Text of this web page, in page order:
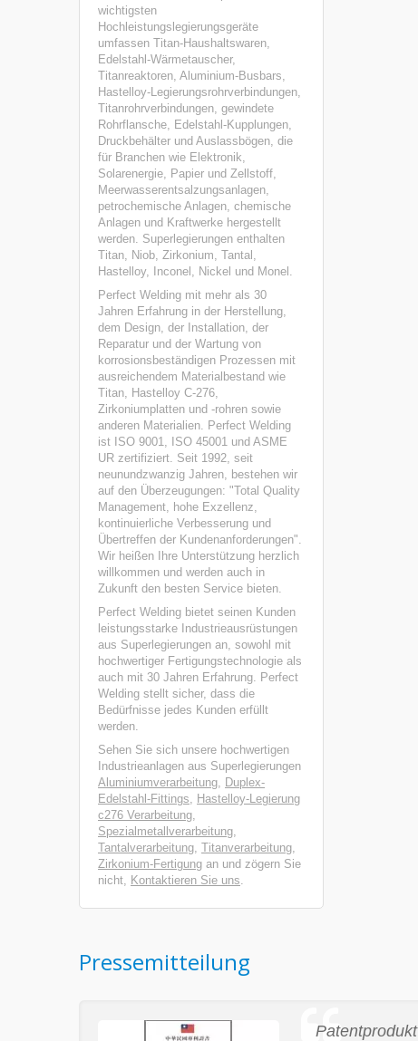
wichtigsten
Hochleistungslegierungsgeräte
umfassen Titan-Haushaltswaren,
Edelstahl-Wärmetauscher,
Titanreaktoren, Aluminium-Busbars,
Hastelloy-Legierungsrohrverbindungen,
Titanrohrverbindungen, gewindete
Rohrflansche, Edelstahl-Kupplungen,
Druckbehälter und Auslassbögen, die
für Branchen wie Elektronik,
Solarenergie, Papier und Zellstoff,
Meerwasserentsalzungsanlagen,
petrochemische Anlagen, chemische
Anlagen und Kraftwerke hergestellt
werden. Superlegierungen enthalten
Titan, Niob, Zirkonium, Tantal,
Hastelloy, Inconel, Nickel und Monel.
Perfect Welding mit mehr als 30
Jahren Erfahrung in der Herstellung,
dem Design, der Installation, der
Reparatur und der Wartung von
korrosionsbeständigen Prozessen mit
ausreichendem Materialbestand wie
Titan, Hastelloy C-276,
Zirkoniumplatten und -rohren sowie
anderen Materialien. Perfect Welding
ist ISO 9001, ISO 45001 und ASME
UR zertifiziert. Seit 1992, seit
neunundzwanzig Jahren, bestehen wir
auf den Überzeugungen: "Total Quality
Management, hohe Exzellenz,
kontinuierliche Verbesserung und
Übertreffen der Kundenanforderungen".
Wir heißen Ihre Unterstützung herzlich
willkommen und werden auch in
Zukunft den besten Service bieten.
Perfect Welding bietet seinen Kunden
leistungsstarke Industrieausrüstungen
aus Superlegierungen an, sowohl mit
hochwertiger Fertigungstechnologie als
auch mit 30 Jahren Erfahrung. Perfect
Welding stellt sicher, dass die
Bedürfnisse jedes Kunden erfüllt
werden.
Sehen Sie sich unsere hochwertigen
Industrieanlagen aus Superlegierungen
Aluminiumverarbeitung, Duplex-
Edelstahl-Fittings, Hastelloy-Legierung
c276 Verarbeitung,
Spezialmetallverarbeitung,
Tantalverarbeitung, Titanverarbeitung,
Zirkonium-Fertigung an und zögern Sie
nicht, Kontaktieren Sie uns.
Pressemitteilung
Patentprodukt